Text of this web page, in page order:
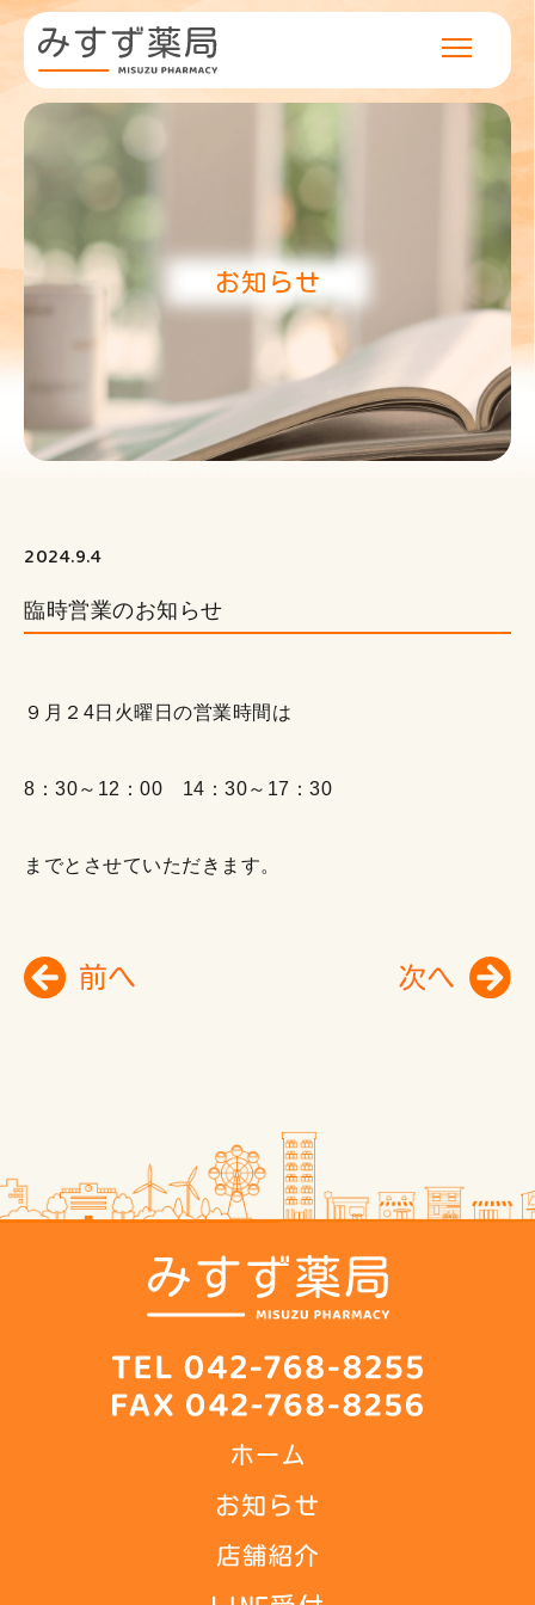
2024.9.4
臨時営業のお知らせ
９月２4日火曜日の営業時間は
8：30～12：00 14：30～17：30
までとさせていただきます。